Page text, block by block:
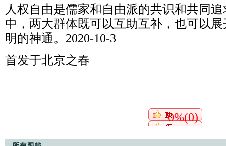
人权自由是儒家和自由派的共识和共同
中，两大群体既可以互助互补，也可以
明的神通。2020-10-3
首发于北京之春
0%(0)